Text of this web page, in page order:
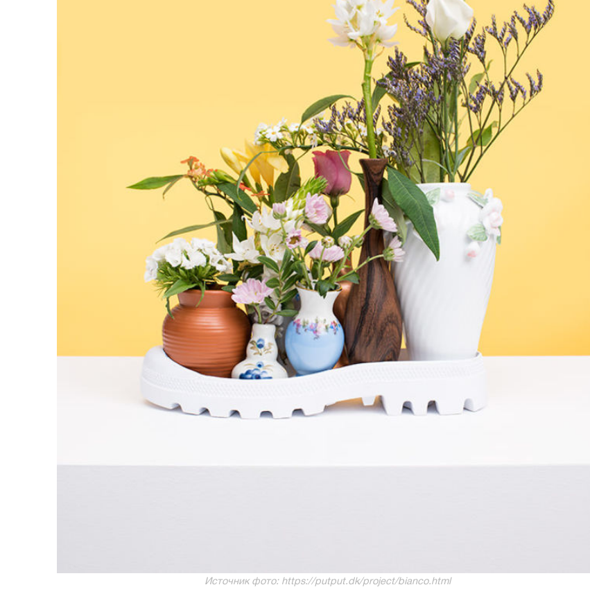
Источник фото: https://putput.dk/project/bianco.html